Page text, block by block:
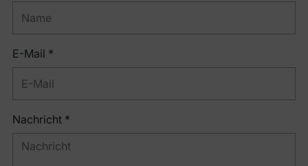
E-Mail *
Nachricht *